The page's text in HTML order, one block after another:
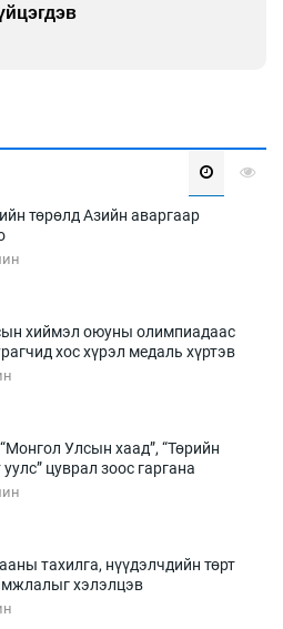
төрөлд Азийн аваргаар
хиймэл оюуны олимпиадаас
хос хүрэл медаль хүртэв
Улсын хаад”, “Төрийн
уулс” цуврал зоос гаргана
тахилга, нүүдэлчдийн төрт
хэлэлцэв